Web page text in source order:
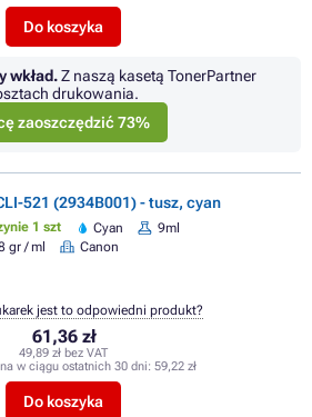
Do koszyka
wkład.Z naszą kasetą TonerPartner
drukowania.
zaoszczędzić 73%
521 (2934B001) - tusz, cyan
1 szt Cyan
9ml
gr / ml
Canon
61,36 zł
49,89 zł bez VAT
w ciągu ostatnich 30 dni: 59,22 zł
Do koszyka
jest to odpowiedni produkt?